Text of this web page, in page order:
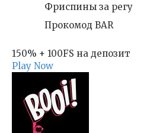
Фриспины за регу
Прокомод BAR
150% + 100FS на депозит
Play Now